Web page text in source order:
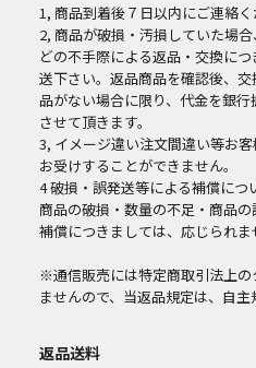
1, 商品到着後７日以内にご連絡く
2, 商品が破損・汚損していた場
どの不手際による返品・交換に
送下さい。返品商品を確認後、
品がない場合に限り、代金を銀
させて頂きます。
3, イメージ違い注文間違い等お客
お受けすることができません。
4 破損・誤発送等による補償につ
商品の破損・数量の不足・商品
補償につきましては、応じられま
※通信販売には特定商取引法上の
ませんので、当返品規定は、自主
返品送料